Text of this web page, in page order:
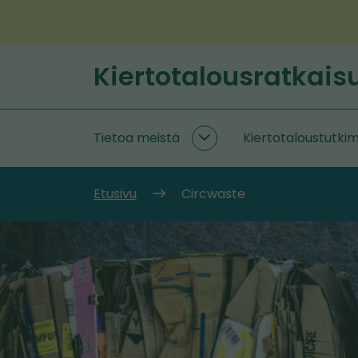
Etusivu
Tietoa meistä
Tietoa
meistä
Etusivu
Circwaste